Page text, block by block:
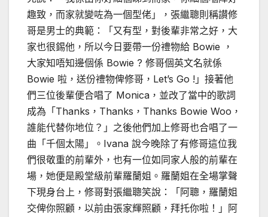
趣致，而家就變咗為一個型佬」，張繼聰則稱讃修
哥是男士的典範：「又有型，對後輩非常之好，大
家也很錫他，所以今日要帶一份禮物給 Bowie ，
大家知唔知邊個係 Bowie ? 修哥個英文名就係
Bowie 啦，送份禮物俾修哥，Let’s Go !」接著他
們三位後輩便合唱了 Monica，並改了當中的歌詞
成為「Thanks，Thanks，Thanks Bowie Woo，
誰能代替你地位？」之後他們加上修哥也合唱了一
曲「千個太陽」。Ivana 說今晚除了有修哥這位我
們很敬重的前輩外，也有一位如同家人般的前輩在
場，她便是殿堂級前輩羅蘭姐。羅蘭姐在全場掌聲
下現身台上，修哥對張繼聰笑說：「阿聰，羅蘭姐
交俾你照顧，以前由張家輝照顧，拜托你啦！」阿